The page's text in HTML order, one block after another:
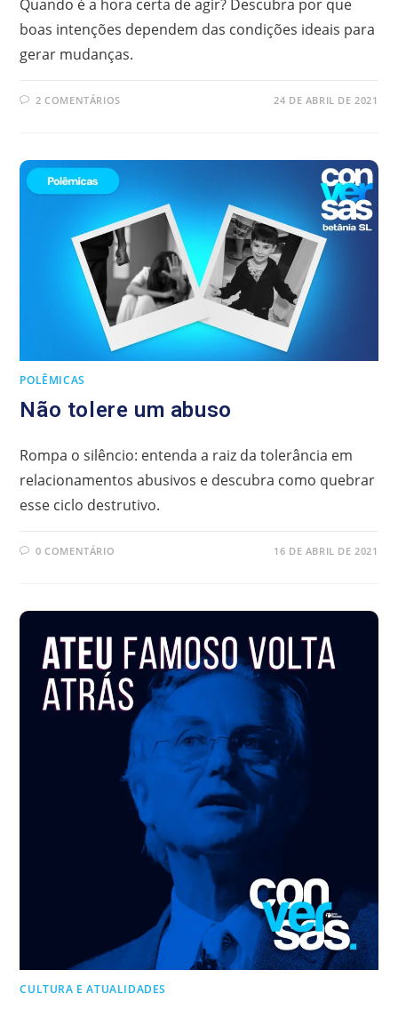
Quando é a hora certa de agir? Descubra por que
boas intenções dependem das condições ideais para
gerar mudanças.
2 COMENTÁRIOS 24 DE ABRIL DE 2021
POLÊMICAS
Não tolere um abuso
Rompa o silêncio: entenda a raiz da tolerância em
relacionamentos abusivos e descubra como quebrar
esse ciclo destrutivo.
0 COMENTÁRIO 16 DE ABRIL DE 2021
CULTURA E ATUALIDADES